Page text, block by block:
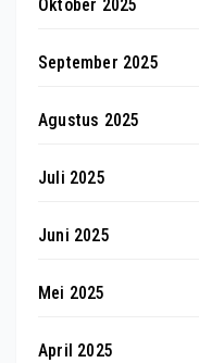
Oktober 2025
September 2025
Agustus 2025
Juli 2025
Juni 2025
Mei 2025
April 2025